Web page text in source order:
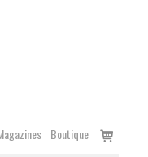
Boutique
Voir